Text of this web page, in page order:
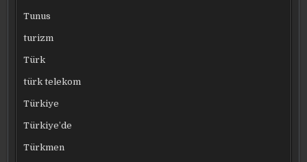
Tunus
turizm
Türk
türk telekom
Türkiye
Türkiye’de
Türkmen